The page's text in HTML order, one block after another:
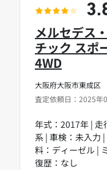
大阪府大阪市東成区
査定依頼日：2025年
メルセデス
チック スポ
4WD
年式：2017年 | 走
系 | 車検：未入力
料：ディーゼル |
復歴：なし